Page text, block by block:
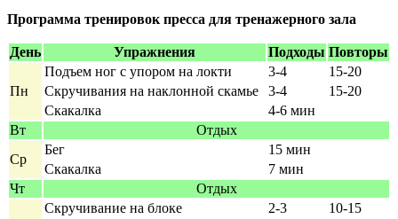
Программа тренировок пресса для тренажерного зала
День Упражнения Подходы Повторы
Пн
Подъем ног с упором на локти 3-4
15-20
Скручивания на наклонной скамье
3-4
15-20
Скакалка
4-6 мин
Вт
Отдых
Ср
Бег
15 мин
Скакалка
7 мин
Чт
Отдых
Скручивание на блоке 2-3
10-15